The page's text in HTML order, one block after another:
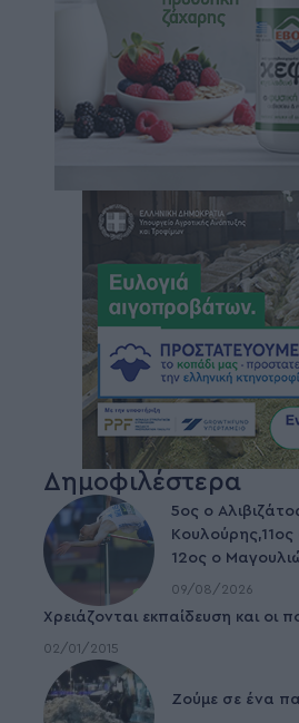
Δημοφιλέστερα
5ος ο
12ος ο
09/08/2026
Χρειάζονται εκπαίδευση και οι
02/01/2015
Ζούμε σε ένα